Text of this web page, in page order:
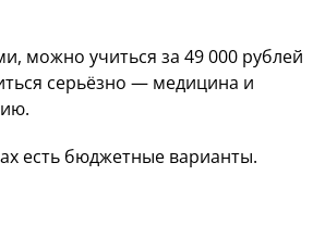
можно учиться за 49 000 рублей
серьёзно — медицина и
есть бюджетные варианты.